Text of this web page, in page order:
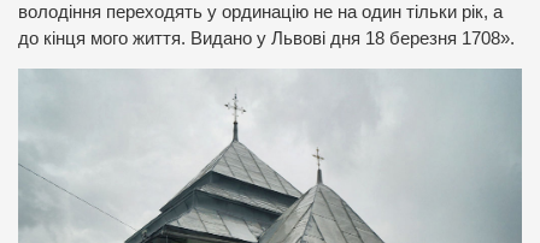
володіння переходять у ординацію не на один тільки рік, а
до кінця мого життя. Видано у Львові дня 18 березня 1708».